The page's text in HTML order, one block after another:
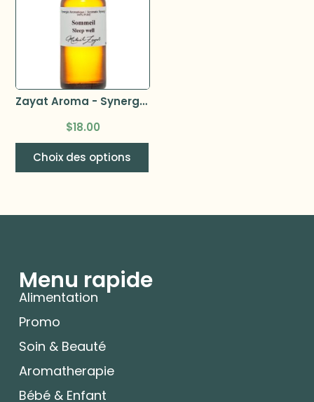
Zayat Aroma - Synergie Sommeil
$18.00
Choix des options
Menu rapide
Alimentation
Promo
Soin & Beauté
Aromatherapie
Bébé & Enfant